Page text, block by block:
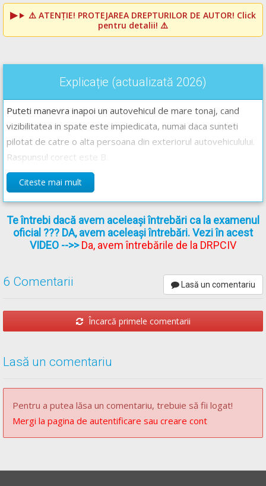
⚠️ ATENȚIE! PROTEJAREA DREPTURILOR DE AUTOR! Click
pentru detalii! ⚠️
Explicație (actualizată 2026)
Puteti manevra inapoi un autovehicul de mare tonaj, cand
vizibilitatea in spate este impiedicata, numai daca sunteti
pilotat de catre o alta persoana din exteriorul autovehiculului.
Raspunsul corect este B.
Citeste mai mult
Te întrebi dacă avem aceleași întrebări ca la examenul
oficial ??? DA, avem aceleași întrebări. Vezi în acest
VIDEO -->>Da, avem întrebările de la DRPCIV
6 Comentarii Lasă un comentariu
Încarcă primele comentarii
Lasă un comentariu
Pentru a putea lăsa un comentariu, trebuie să fii logat!
Mergi la pagina de autentificare sau creare cont